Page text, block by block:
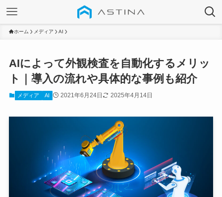
ホーム メディア AI
AIによって外観検査を自動化するメリッ
ト｜導入の流れや具体的な事例も紹介
メディア AI 2021年6月24日 2025年4月14日